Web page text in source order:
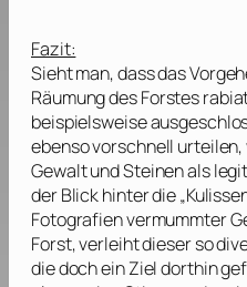
Fazit:
Sieht man, dass das
Räumung des Forstes
beispielsweise
ebenso vorschnell
Gewalt und Steinen als
der Blick hinter die
Fotografien vermummter
Forst, verleiht dieser so
die doch ein Ziel dorthin